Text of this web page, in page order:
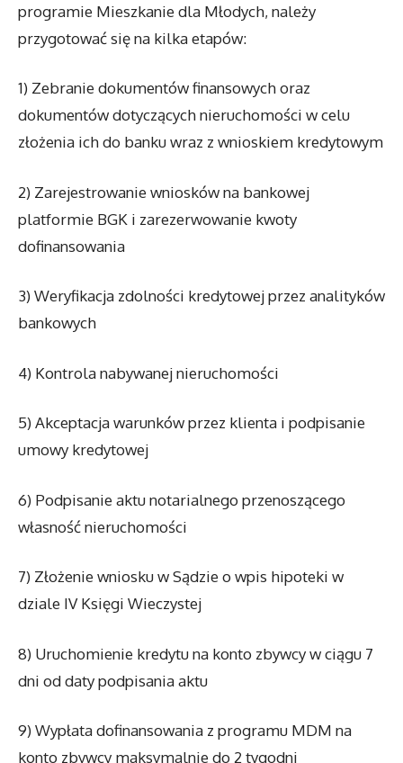
programie Mieszkanie dla Młodych, należy
przygotować się na kilka etapów:
1) Zebranie dokumentów finansowych oraz
dokumentów dotyczących nieruchomości w celu
złożenia ich do banku wraz z wnioskiem kredytowym
2) Zarejestrowanie wniosków na bankowej
platformie BGK i zarezerwowanie kwoty
dofinansowania
3) Weryfikacja zdolności kredytowej przez analityków
bankowych
4) Kontrola nabywanej nieruchomości
5) Akceptacja warunków przez klienta i podpisanie
umowy kredytowej
6) Podpisanie aktu notarialnego przenoszącego
własność nieruchomości
7) Złożenie wniosku w Sądzie o wpis hipoteki w
dziale IV Księgi Wieczystej
8) Uruchomienie kredytu na konto zbywcy w ciągu 7
dni od daty podpisania aktu
9) Wypłata dofinansowania z programu MDM na
konto zbywcy maksymalnie do 2 tygodni